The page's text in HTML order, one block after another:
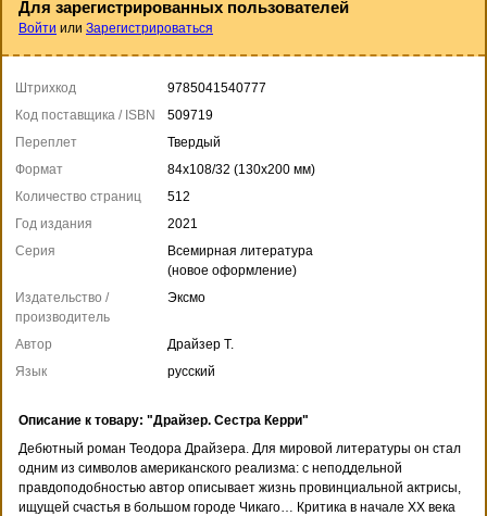
Для зарегистрированных пользователей
Войти или Зарегистрироваться
Штрихкод
9785041540777
Код поставщика / ISBN
509719
Переплет
Твердый
Формат
84x108/32 (130x200 мм)
Количество страниц
512
Год издания
2021
Серия
Всемирная литература
(новое оформление)
Издательство /
производитель
Эксмо
Автор
Драйзер Т.
Язык
русский
Описание к товару: "Драйзер. Сестра Керри"
Дебютный роман Теодора Драйзера. Для мировой литературы он стал
одним из символов американского реализма: с неподдельной
правдоподобностью автор описывает жизнь провинциальной актрисы,
ищущей счастья в большом городе Чикаго… Критика в начале XX века